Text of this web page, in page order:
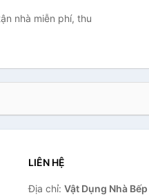
nhà miễn phí, thu
LIÊN HỆ
Địa chỉ: Vật Dụng Nhà Bếp